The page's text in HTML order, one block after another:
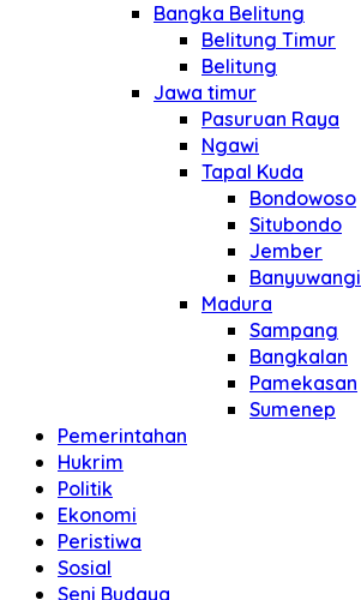
Bangka Belitung
Belitung Timur
Belitung
Jawa timur
Pasuruan Raya
Ngawi
Tapal Kuda
Bondowoso
Situbondo
Jember
Banyuwangi
Madura
Sampang
Bangkalan
Pamekasan
Sumenep
Pemerintahan
Hukrim
Politik
Ekonomi
Peristiwa
Sosial
Seni Budaya